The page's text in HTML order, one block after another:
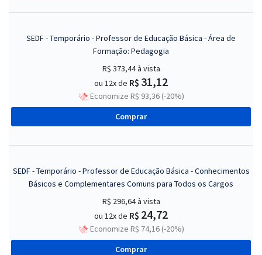
SEDF - Temporário - Professor de Educação Básica - Área de
Formação: Pedagogia
R$ 373,44à vista
ou 12x de R$ 31,12
Economize R$ 93,36 (-20%)
Comprar
SEDF - Temporário - Professor de Educação Básica - Conhecimentos
Básicos e Complementares Comuns para Todos os Cargos
R$ 296,64à vista
ou 12x de R$ 24,72
Economize R$ 74,16 (-20%)
Comprar